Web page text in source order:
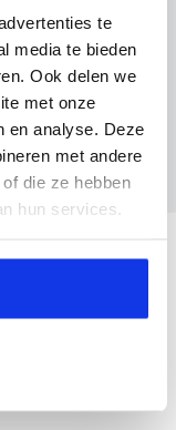
te
media te bieden
Ook delen we
met onze
en analyse. Deze
met andere
die ze hebben
hun services.
je op
enkele uren